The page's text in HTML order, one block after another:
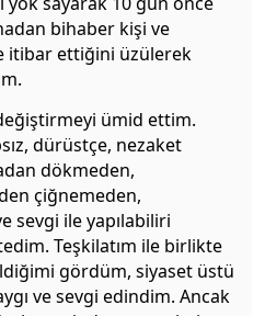
bihaber kişi ve
itibar ettiğini üzülerek
ümid ettim.
dürüstçe, nezaket
dökmeden,
çiğnemeden,
sevgi ile yapılabiliri
Teşkilatım ile birlikte
gördüm, siyaset üstü
ve sevgi edindim. Ancak